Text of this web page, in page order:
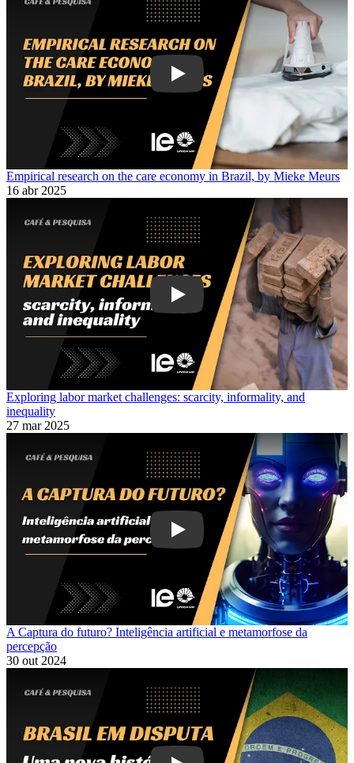
Play
Empirical research on the care economy in Brazil, by Mieke Meurs
16 abr 2025
Play
Exploring labor market challenges: scarcity, informality, and
inequality
27 mar 2025
Play
A Captura do futuro? Inteligência artificial e metamorfose da
percepção
30 out 2024